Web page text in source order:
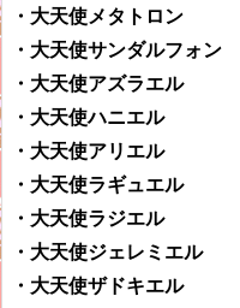
・大天使メタトロン
・大天使サンダルフォン
・大天使アズラエル
・大天使ハニエル
・大天使アリエル
・大天使ラギュエル
・大天使ラジエル
・大天使ジェレミエル
・大天使ザドキエル